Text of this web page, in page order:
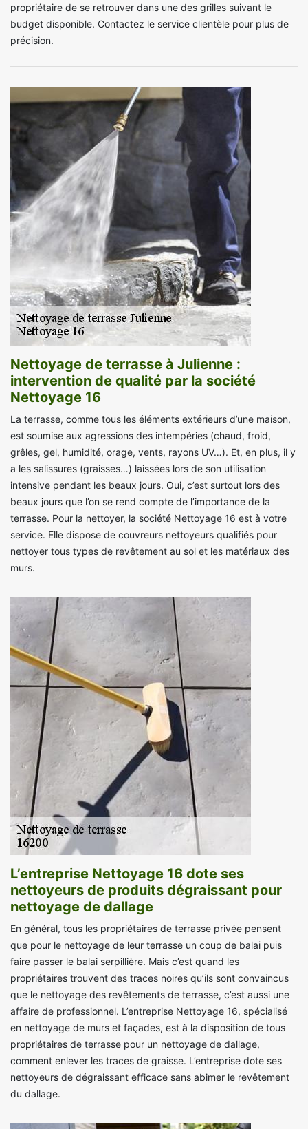
propriétaire de se retrouver dans une des grilles suivant le
budget disponible. Contactez le service clientèle pour plus de
précision.
Nettoyage de terrasse à Julienne :
intervention de qualité par la société
Nettoyage 16
La terrasse, comme tous les éléments extérieurs d’une maison,
est soumise aux agressions des intempéries (chaud, froid,
grêles, gel, humidité, orage, vents, rayons UV…). Et, en plus, il y
a les salissures (graisses…) laissées lors de son utilisation
intensive pendant les beaux jours. Oui, c’est surtout lors des
beaux jours que l’on se rend compte de l’importance de la
terrasse. Pour la nettoyer, la société Nettoyage 16 est à votre
service. Elle dispose de couvreurs nettoyeurs qualifiés pour
nettoyer tous types de revêtement au sol et les matériaux des
murs.
L’entreprise Nettoyage 16 dote ses
nettoyeurs de produits dégraissant pour
nettoyage de dallage
En général, tous les propriétaires de terrasse privée pensent
que pour le nettoyage de leur terrasse un coup de balai puis
faire passer le balai serpillière. Mais c’est quand les
propriétaires trouvent des traces noires qu’ils sont convaincus
que le nettoyage des revêtements de terrasse, c’est aussi une
affaire de professionnel. L’entreprise Nettoyage 16, spécialisé
en nettoyage de murs et façades, est à la disposition de tous
propriétaires de terrasse pour un nettoyage de dallage,
comment enlever les traces de graisse. L’entreprise dote ses
nettoyeurs de dégraissant efficace sans abimer le revêtement
du dallage.